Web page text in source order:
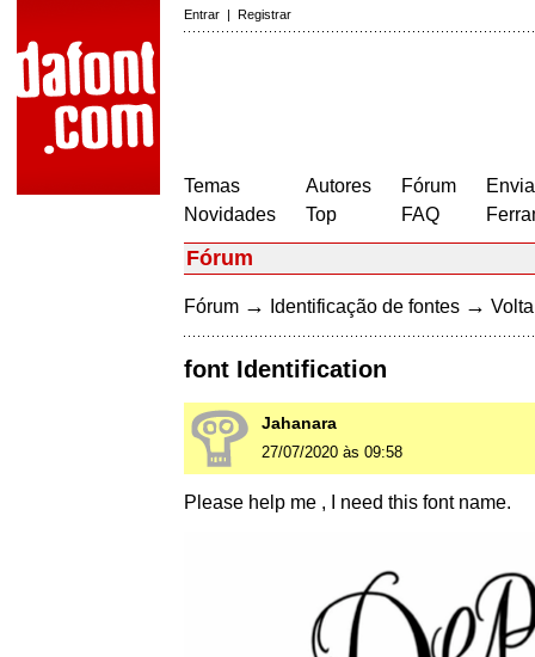
Entrar | Registrar
Temas
Novidades
Autores
Top
Fórum
FAQ
Fórum
Fórum → Identificação de fontes →
font Identification
Jahanara
27/07/2020 às 09:58
Please help me , I need this font name.